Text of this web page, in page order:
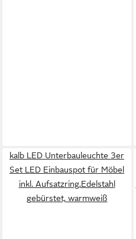
kalb LED Unterbauleuchte 3er
Set LED Einbauspot für Möbel
inkl. Aufsatzring,Edelstahl
gebürstet, warmweiß